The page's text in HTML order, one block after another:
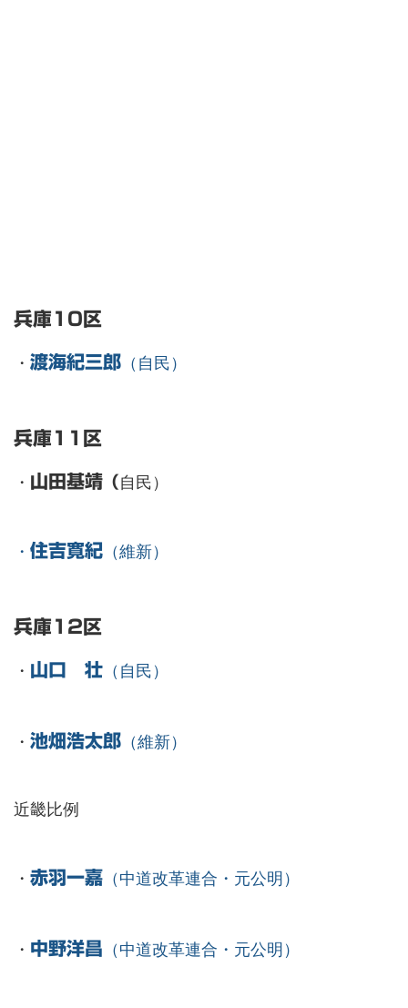
兵庫10区
・ 渡海紀三郎 （自民）
兵庫11区
・ 山田基靖 （ 自民）
・ 住吉寛紀 （維新）
兵庫12区
・ 山口 壮 （自民）
・ 池畑浩太郎 （維新）
近畿比例
・ 赤羽一嘉 （中道改革連合・元公明）
・ 中野洋昌 （中道改革連合・元公明）